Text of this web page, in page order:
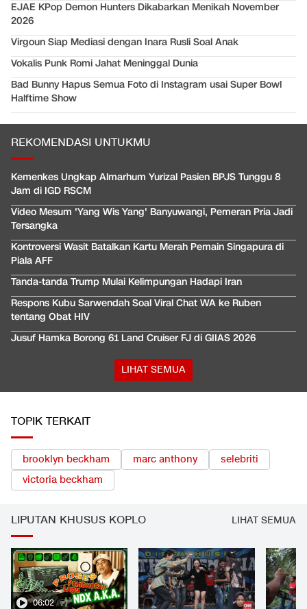
EJAE KPop Demon Hunters Dikabarkan Menikah November
2026
Virgoun Siap Mediasi dengan Inara Rusli Soal Anak
Vokalis Punk Romi Jahat Meninggal Dunia
Bad Bunny Hapus Semua Foto di Instagram usai Super Bowl
Halftime Show
REKOMENDASI UNTUKMU
Kemenkes Ungkap Almarhum Yurizal Pasien BPJS Tunggu 8
Jam di IGD RSCM
Video Mesum 'Yang Wis Yang' Banyuwangi, Pemeran Pria Jadi
Tersangka
Kontroversi Wasit Batalkan Kartu Merah Pemain Singapura di
Piala AFF
Tanda-tanda Trump Mulai Kelimpungan Hadapi Iran
Respons Kubu Sarwendah Soal Viral Chat WA ke Ruben
tentang Obat HIV
Jusuf Hamka Borong 61 Land Cruiser FJ di GIIAS 2026
LIHAT SEMUA
TOPIK TERKAIT
brooklyn beckham marc anthony
selebriti
victoria beckham
LIPUTAN KHUSUS KOPLO LIHAT SEMUA
06:02